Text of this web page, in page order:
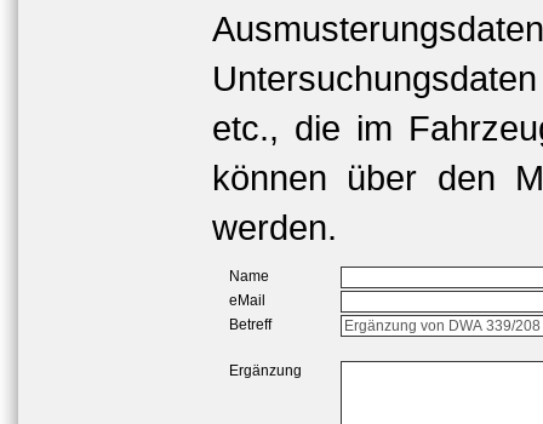
etc., die im
können über den
werden.
Name
eMail
Betreff
Ergänzung